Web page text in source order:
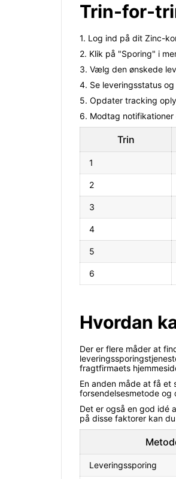
Trin-for-
1. Log ind på dit Zinc-
2. Klik på "Sporing" i
3. Vælg den ønskede
4. Se leveringsstatus
5. Opdater tracking
6. Modtag
Trin
1
2
3
4
5
6
Hvordan
Der er flere måder at
fragtfirmaets
En anden måde at få
forsendelsesmetode
Det er også en god idé
på disse faktorer kan
Leveringssporing